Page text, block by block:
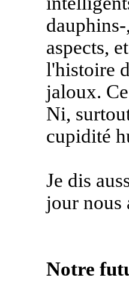
aspects,
l'histoire
jaloux.
Ni,
cupidité
Je dis
jour nous
Notre